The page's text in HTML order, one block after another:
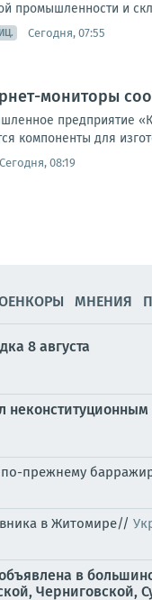
промышленности и
Сегодня, 07:55
мониторы
предприятие
компоненты для
Сегодня, 08:19
МНЕНИЯ
8 августа
прежнему
в Житомире//
в
Черниговской,